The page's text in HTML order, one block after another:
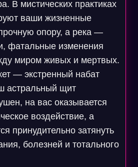
В мистических практиках
ваши жизненные
опору, а река —
фатальные изменения
миром живых и мертвых.
— экстренный набат
астральный щит
на вас оказывается
воздействие, а
принудительно затянуть
болезней и тотального